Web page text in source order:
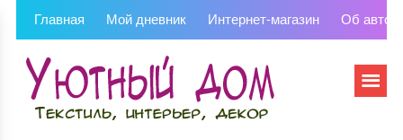
Главная Мой дневник Интернет-магазин Об